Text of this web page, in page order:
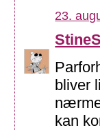
23.
bliver
kan